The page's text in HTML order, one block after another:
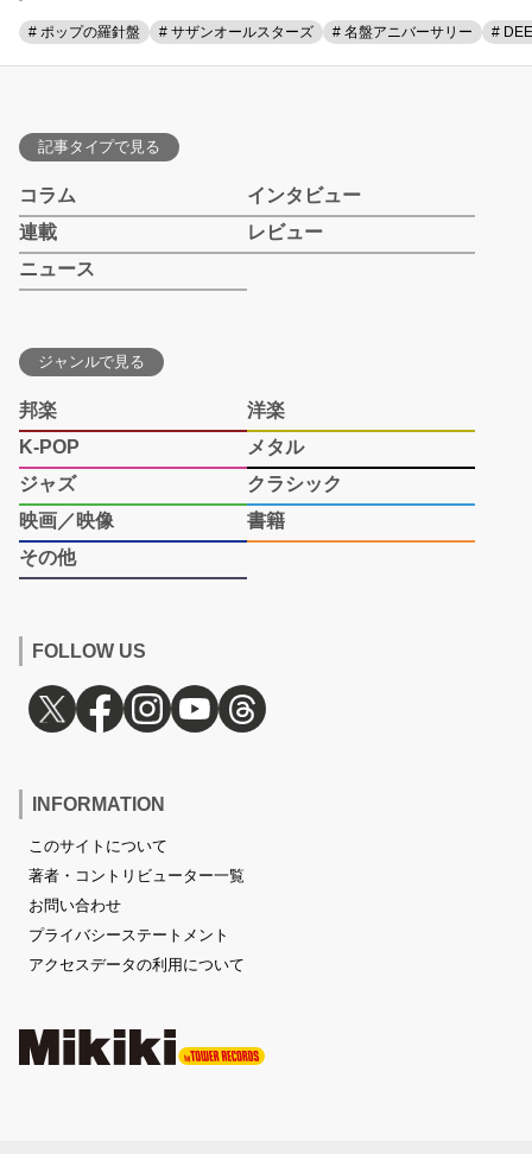
# ポップの羅針盤 # サザンオールスターズ # 名盤アニバーサリー #
記事タイプで見る
コラム
インタビュー
連載
レビュー
ニュース
ジャンルで見る
邦楽
洋楽
K-POP
メタル
ジャズ
クラシック
映画／映像
書籍
その他
FOLLOW US
INFORMATION
このサイトについて
著者・コントリビューター一覧
お問い合わせ
プライバシーステートメント
アクセスデータの利用について